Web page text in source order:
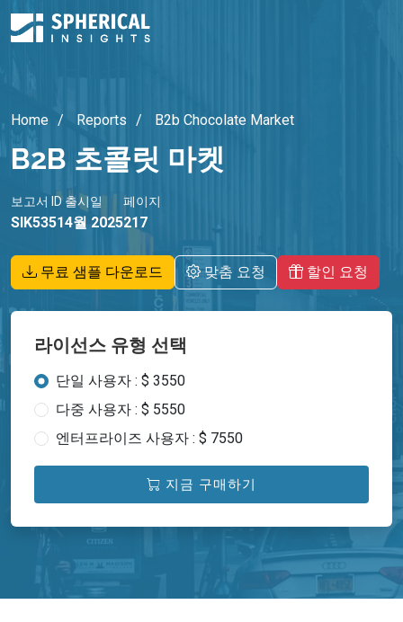
Home Reports B2b Chocolate Market
B2B 초콜릿 마켓
보고서 ID
SIK5351
출시일
4월 2025
페이지
217
무료 샘플 다운로드 맞춤 요청 할인 요청
라이선스 유형 선택
단일 사용자 : $ 3550
다중 사용자 : $ 5550
엔터프라이즈 사용자 : $ 7550
지금 구매하기